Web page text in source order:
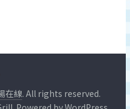
在線. All rights reserved.